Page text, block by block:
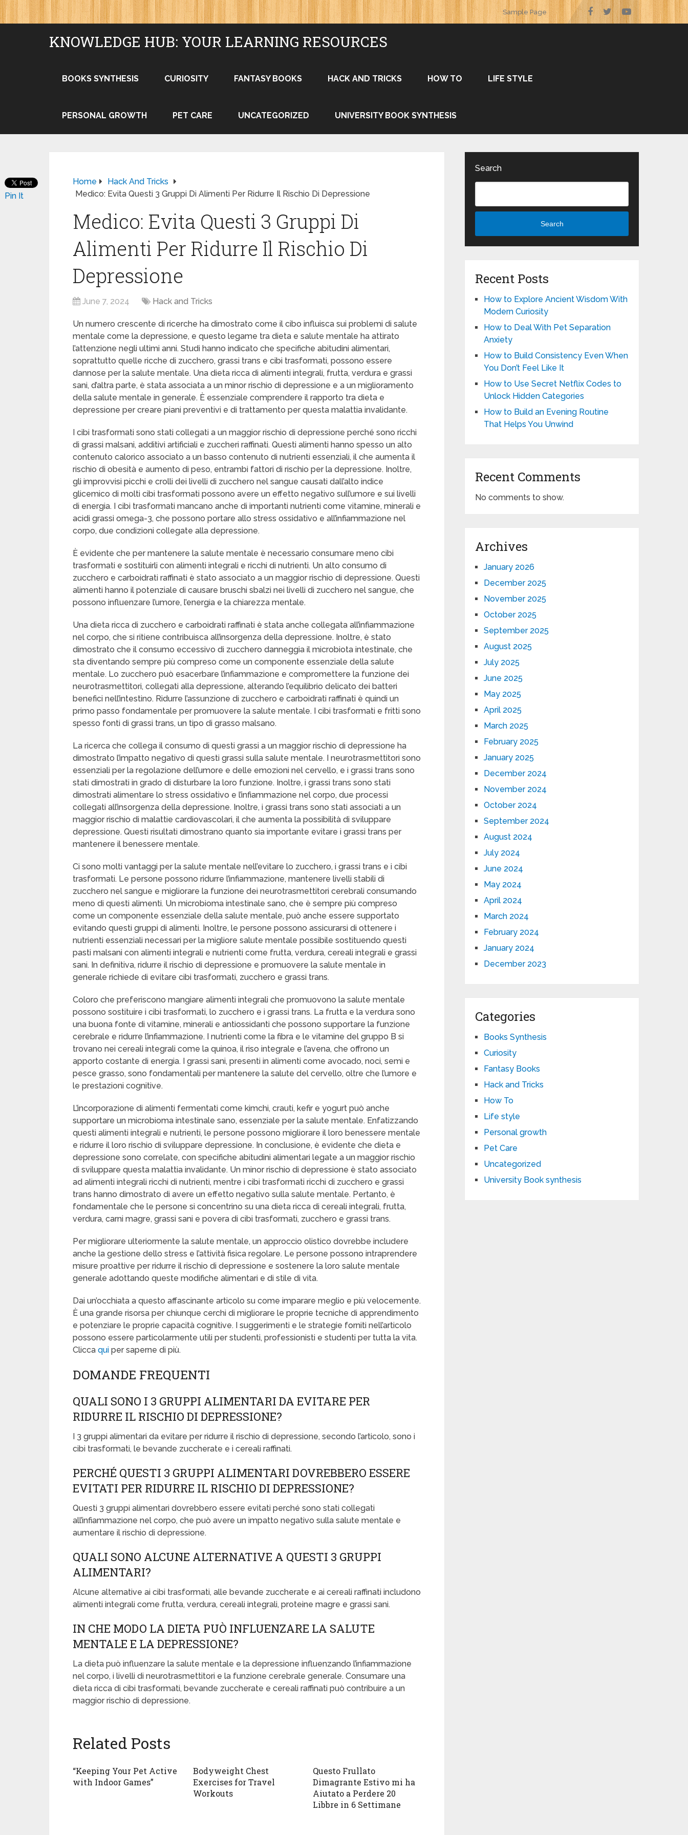
Sample Page
KNOWLEDGE HUB: YOUR LEARNING RESOURCES
BOOKS SYNTHESIS CURIOSITY FANTASY BOOKS HACK AND TRICKS HOW TO LIFE STYLE
PERSONAL GROWTH PET CARE UNCATEGORIZED UNIVERSITY BOOK SYNTHESIS
Home
Hack And Tricks
Medico: Evita Questi 3 Gruppi Di Alimenti Per Ridurre Il Rischio Di Depressione
Medico: Evita Questi 3 Gruppi Di
Alimenti Per Ridurre Il Rischio Di
Depressione
June 7, 2024 Hack and Tricks
Un numero crescente di ricerche ha dimostrato come il cibo influisca sui problemi di salute
mentale come la depressione, e questo legame tra dieta e salute mentale ha attirato
l’attenzione negli ultimi anni. Studi hanno indicato che specifiche abitudini alimentari,
soprattutto quelle ricche di zucchero, grassi trans e cibi trasformati, possono essere
dannose per la salute mentale. Una dieta ricca di alimenti integrali, frutta, verdura e grassi
sani, d’altra parte, è stata associata a un minor rischio di depressione e a un miglioramento
della salute mentale in generale. È essenziale comprendere il rapporto tra dieta e
depressione per creare piani preventivi e di trattamento per questa malattia invalidante.
I cibi trasformati sono stati collegati a un maggior rischio di depressione perché sono ricchi
di grassi malsani, additivi artificiali e zuccheri raffinati. Questi alimenti hanno spesso un alto
contenuto calorico associato a un basso contenuto di nutrienti essenziali, il che aumenta il
rischio di obesità e aumento di peso, entrambi fattori di rischio per la depressione. Inoltre,
gli improvvisi picchi e crolli dei livelli di zucchero nel sangue causati dall’alto indice
glicemico di molti cibi trasformati possono avere un effetto negativo sull’umore e sui livelli
di energia. I cibi trasformati mancano anche di importanti nutrienti come vitamine, minerali e
acidi grassi omega-3, che possono portare allo stress ossidativo e all’infiammazione nel
corpo, due condizioni collegate alla depressione.
È evidente che per mantenere la salute mentale è necessario consumare meno cibi
trasformati e sostituirli con alimenti integrali e ricchi di nutrienti. Un alto consumo di
zucchero e carboidrati raffinati è stato associato a un maggior rischio di depressione. Questi
alimenti hanno il potenziale di causare bruschi sbalzi nei livelli di zucchero nel sangue, che
possono influenzare l’umore, l’energia e la chiarezza mentale.
Una dieta ricca di zucchero e carboidrati raffinati è stata anche collegata all’infiammazione
nel corpo, che si ritiene contribuisca all’insorgenza della depressione. Inoltre, è stato
dimostrato che il consumo eccessivo di zucchero danneggia il microbiota intestinale, che
sta diventando sempre più compreso come un componente essenziale della salute
mentale. Lo zucchero può esacerbare l’infiammazione e compromettere la funzione dei
neurotrasmettitori, collegati alla depressione, alterando l’equilibrio delicato dei batteri
benefici nell’intestino. Ridurre l’assunzione di zucchero e carboidrati raffinati è quindi un
primo passo fondamentale per promuovere la salute mentale. I cibi trasformati e fritti sono
spesso fonti di grassi trans, un tipo di grasso malsano.
La ricerca che collega il consumo di questi grassi a un maggior rischio di depressione ha
dimostrato l’impatto negativo di questi grassi sulla salute mentale. I neurotrasmettitori sono
essenziali per la regolazione dell’umore e delle emozioni nel cervello, e i grassi trans sono
stati dimostrati in grado di disturbare la loro funzione. Inoltre, i grassi trans sono stati
dimostrati alimentare lo stress ossidativo e l’infiammazione nel corpo, due processi
collegati all’insorgenza della depressione. Inoltre, i grassi trans sono stati associati a un
maggior rischio di malattie cardiovascolari, il che aumenta la possibilità di sviluppare
depressione. Questi risultati dimostrano quanto sia importante evitare i grassi trans per
mantenere il benessere mentale.
Ci sono molti vantaggi per la salute mentale nell’evitare lo zucchero, i grassi trans e i cibi
trasformati. Le persone possono ridurre l’infiammazione, mantenere livelli stabili di
zucchero nel sangue e migliorare la funzione dei neurotrasmettitori cerebrali consumando
meno di questi alimenti. Un microbioma intestinale sano, che è sempre più compreso
come un componente essenziale della salute mentale, può anche essere supportato
evitando questi gruppi di alimenti. Inoltre, le persone possono assicurarsi di ottenere i
nutrienti essenziali necessari per la migliore salute mentale possibile sostituendo questi
pasti malsani con alimenti integrali e nutrienti come frutta, verdura, cereali integrali e grassi
sani. In definitiva, ridurre il rischio di depressione e promuovere la salute mentale in
generale richiede di evitare cibi trasformati, zucchero e grassi trans.
Coloro che preferiscono mangiare alimenti integrali che promuovono la salute mentale
possono sostituire i cibi trasformati, lo zucchero e i grassi trans. La frutta e la verdura sono
una buona fonte di vitamine, minerali e antiossidanti che possono supportare la funzione
cerebrale e ridurre l’infiammazione. I nutrienti come la fibra e le vitamine del gruppo B si
trovano nei cereali integrali come la quinoa, il riso integrale e l’avena, che offrono un
apporto costante di energia. I grassi sani, presenti in alimenti come avocado, noci, semi e
pesce grasso, sono fondamentali per mantenere la salute del cervello, oltre che l’umore e
le prestazioni cognitive.
L’incorporazione di alimenti fermentati come kimchi, crauti, kefir e yogurt può anche
supportare un microbioma intestinale sano, essenziale per la salute mentale. Enfatizzando
questi alimenti integrali e nutrienti, le persone possono migliorare il loro benessere mentale
e ridurre il loro rischio di sviluppare depressione. In conclusione, è evidente che dieta e
depressione sono correlate, con specifiche abitudini alimentari legate a un maggior rischio
di sviluppare questa malattia invalidante. Un minor rischio di depressione è stato associato
ad alimenti integrali ricchi di nutrienti, mentre i cibi trasformati ricchi di zucchero e grassi
trans hanno dimostrato di avere un effetto negativo sulla salute mentale. Pertanto, è
fondamentale che le persone si concentrino su una dieta ricca di cereali integrali, frutta,
verdura, carni magre, grassi sani e povera di cibi trasformati, zucchero e grassi trans.
Per migliorare ulteriormente la salute mentale, un approccio olistico dovrebbe includere
anche la gestione dello stress e l’attività fisica regolare. Le persone possono intraprendere
misure proattive per ridurre il rischio di depressione e sostenere la loro salute mentale
generale adottando queste modifiche alimentari e di stile di vita.
Dai un’occhiata a questo affascinante articolo su come imparare meglio e più velocemente.
È una grande risorsa per chiunque cerchi di migliorare le proprie tecniche di apprendimento
e potenziare le proprie capacità cognitive. I suggerimenti e le strategie forniti nell’articolo
possono essere particolarmente utili per studenti, professionisti e studenti per tutta la vita.
Clicca qui per saperne di più.
DOMANDE FREQUENTI
QUALI SONO I 3 GRUPPI ALIMENTARI DA EVITARE PER
RIDURRE IL RISCHIO DI DEPRESSIONE?
I 3 gruppi alimentari da evitare per ridurre il rischio di depressione, secondo l’articolo, sono i
cibi trasformati, le bevande zuccherate e i cereali raffinati.
PERCHÉ QUESTI 3 GRUPPI ALIMENTARI DOVREBBERO ESSERE
EVITATI PER RIDURRE IL RISCHIO DI DEPRESSIONE?
Questi 3 gruppi alimentari dovrebbero essere evitati perché sono stati collegati
all’infiammazione nel corpo, che può avere un impatto negativo sulla salute mentale e
aumentare il rischio di depressione.
QUALI SONO ALCUNE ALTERNATIVE A QUESTI 3 GRUPPI
ALIMENTARI?
Alcune alternative ai cibi trasformati, alle bevande zuccherate e ai cereali raffinati includono
alimenti integrali come frutta, verdura, cereali integrali, proteine magre e grassi sani.
IN CHE MODO LA DIETA PUÒ INFLUENZARE LA SALUTE
MENTALE E LA DEPRESSIONE?
La dieta può influenzare la salute mentale e la depressione influenzando l’infiammazione
nel corpo, i livelli di neurotrasmettitori e la funzione cerebrale generale. Consumare una
dieta ricca di cibi trasformati, bevande zuccherate e cereali raffinati può contribuire a un
maggior rischio di depressione.
Pin It
Related Posts
“Keeping Your Pet Active
with Indoor Games”
Bodyweight Chest
Exercises for Travel
Workouts
Questo Frullato
Dimagrante Estivo mi ha
Aiutato a Perdere 20
Libbre in 6 Settimane
Search
Search
Recent Posts
How to Explore Ancient Wisdom With
Modern Curiosity
How to Deal With Pet Separation
Anxiety
How to Build Consistency Even When
You Don’t Feel Like It
How to Use Secret Netflix Codes to
Unlock Hidden Categories
How to Build an Evening Routine
That Helps You Unwind
Recent Comments
No comments to show.
Archives
January 2026
December 2025
November 2025
October 2025
September 2025
August 2025
July 2025
June 2025
May 2025
April 2025
March 2025
February 2025
January 2025
December 2024
November 2024
October 2024
September 2024
August 2024
July 2024
June 2024
May 2024
April 2024
March 2024
February 2024
January 2024
December 2023
Categories
Books Synthesis
Curiosity
Fantasy Books
Hack and Tricks
How To
Life style
Personal growth
Pet Care
Uncategorized
University Book synthesis